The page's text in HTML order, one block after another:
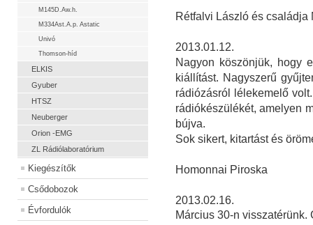
M145D.Aw.h.
M334Ast.A.p. Astatic
Univó
Thomson-híd
ELKIS
Gyuber
HTSZ
Neuberger
Orion -EMG
ZL Rádiólaboratórium
Kiegészítők
Csődobozok
Évfordulók
Rétfalvi László és családja
2013.01.12.
Nagyon köszönjük, hogy
kiállítást. Nagyszerű
rádiózásról lélekemelő
rádiókészülékét, amelyen
bújva.
Sok sikert, kitartást és
Homonnai Piroska
2013.02.16.
Március 30-n